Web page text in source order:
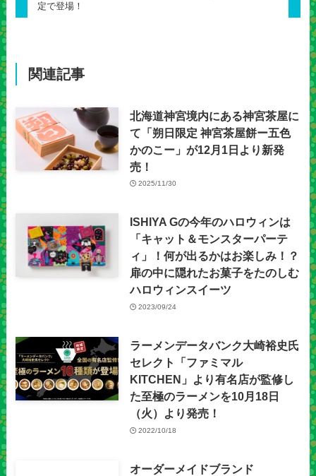
定で登場！
関連記事
北海道神宮境内にある神宮茶屋に
て「朔日限定 神宮茶屋餅ー五色
かのこー」が12月1日より新発
売！
2025/11/30
ISHIYA Gの今年のハロウィンは
「キャット＆モンスターパーテ
ィ」！何が出るかはお楽しみ！？
扉の中に隠れたお菓子をたのしむ
ハロウィンスイーツ
2023/09/24
ラーメンデータバンク大崎裕史氏
セレクト「ファミマル
KITCHEN」より有名店が監修し
た至極のラーメンを10月18日
（火）より発売！
2022/10/18
オーダーメイドブランド